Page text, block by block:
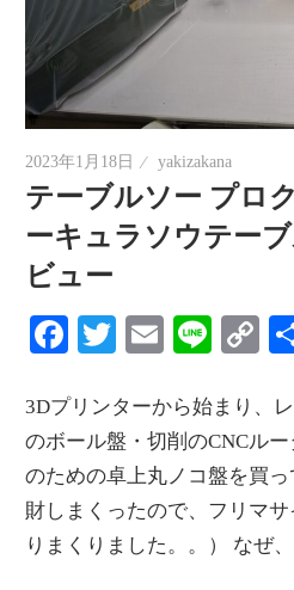
2023年1月18日 yakizakana
テーブルソー プロ
ーキュラソウテーブ
ビュー
Facebook
Twitter
EmailLine
3Dプリンターから始まり、
のボール盤・切削のCNCル
のための卓上丸ノコ盤を買
財しまくったので、フリマ
りまくりました。。） なぜ